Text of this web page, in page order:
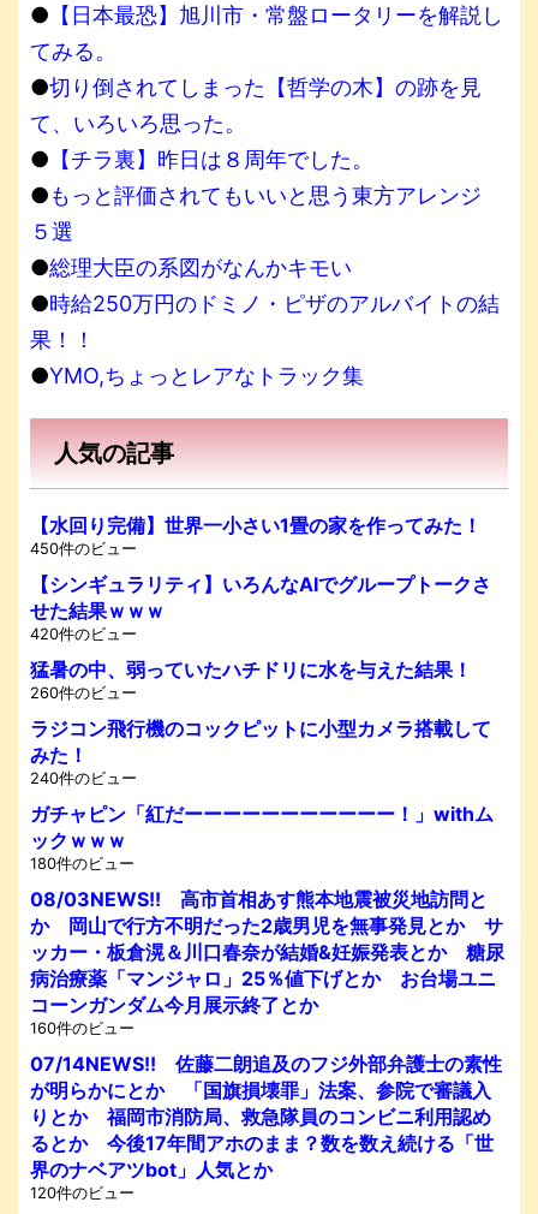
● 【日本最恐】旭川市・常盤ロータリーを解説し
てみる。
●切り倒されてしまった【哲学の木】の跡を見
て、いろいろ思った。
● 【チラ裏】昨日は８周年でした。
●もっと評価されてもいいと思う東方アレンジ
５選
●総理大臣の系図がなんかキモい
●時給250万円のドミノ・ピザのアルバイトの結
果！！
●YMO,ちょっとレアなトラック集
人気の記事
【水回り完備】世界一小さい1畳の家を作ってみた！
450件のビュー
【シンギュラリティ】いろんなAIでグループトークさ
せた結果ｗｗｗ
420件のビュー
猛暑の中、弱っていたハチドリに水を与えた結果！
260件のビュー
ラジコン飛行機のコックピットに小型カメラ搭載して
みた！
240件のビュー
ガチャピン「紅だーーーーーーーーーーー！」withム
ックｗｗｗ
180件のビュー
08/03NEWS!! 高市首相あす熊本地震被災地訪問と
か 岡山で行方不明だった2歳男児を無事発見とか サ
ッカー・板倉滉＆川口春奈が結婚&妊娠発表とか 糖尿
病治療薬「マンジャロ」25％値下げとか お台場ユニ
コーンガンダム今月展示終了とか
160件のビュー
07/14NEWS!! 佐藤二朗追及のフジ外部弁護士の素性
が明らかにとか 「国旗損壊罪」法案、参院で審議入
りとか 福岡市消防局、救急隊員のコンビニ利用認め
るとか 今後17年間アホのまま？数を数え続ける「世
界のナベアツbot」人気とか
120件のビュー